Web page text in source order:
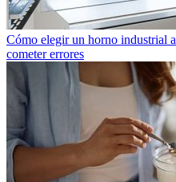
Cómo elegir un horno industrial
cometer errores